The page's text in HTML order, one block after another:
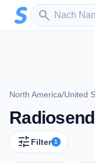
Zum Hauptinhalt
search
Sender suchen
North America/United
tune Filter 1